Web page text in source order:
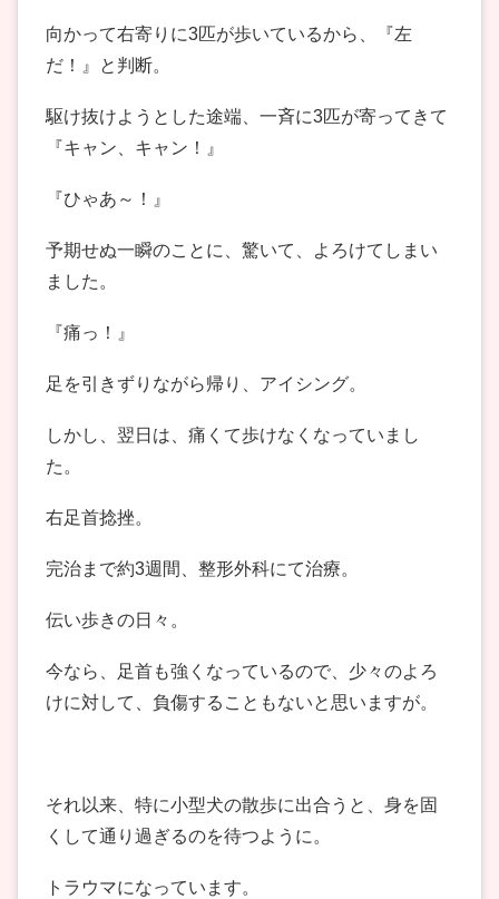
向かって右寄りに3匹が歩いているから、『左
だ！』と判断。
駆け抜けようとした途端、一斉に3匹が寄ってきて
『キャン、キャン！』
『ひゃあ～！』
予期せぬ一瞬のことに、驚いて、よろけてしまい
ました。
『痛っ！』
足を引きずりながら帰り、アイシング。
しかし、翌日は、痛くて歩けなくなっていまし
た。
右足首捻挫。
完治まで約3週間、整形外科にて治療。
伝い歩きの日々。
今なら、足首も強くなっているので、少々のよろ
けに対して、負傷することもないと思いますが。
それ以来、特に小型犬の散歩に出合うと、身を固
くして通り過ぎるのを待つように。
トラウマになっています。